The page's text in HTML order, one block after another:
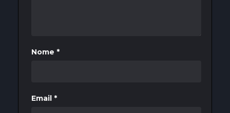
Nome *
Email *